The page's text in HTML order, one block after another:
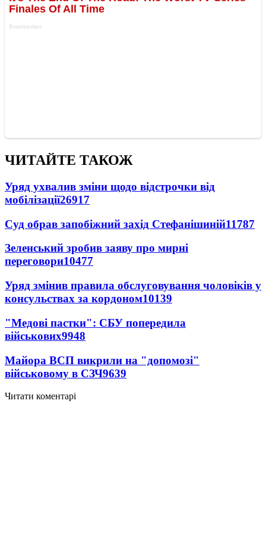
ЧИТАЙТЕ ТАКОЖ
Уряд ухвалив зміни щодо відстрочки від
мобілізації26917
Суд обрав запобіжний захід Стефанішиній11787
Зеленський зробив заяву про мирні
переговори10477
Уряд змінив правила обслуговування чоловіків у
консульствах за кордоном10139
"Медові пастки": СБУ попередила
військових9948
Майора ВСП викрили на "допомозі"
військовому в СЗЧ9639
Читати коментарі